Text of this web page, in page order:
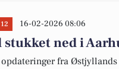
16-02-2026 08:06
stukket ned i
opdateringer fra